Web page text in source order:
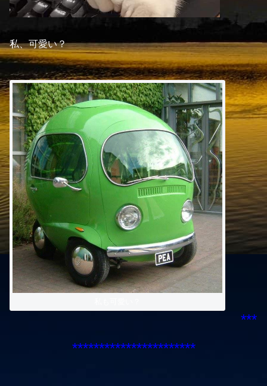
私、可愛い？
***
***********************